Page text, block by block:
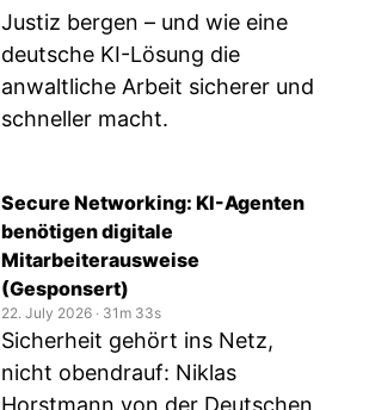
Justiz bergen – und wie eine
deutsche KI-Lösung die
anwaltliche Arbeit sicherer und
schneller macht.
Secure Networking: KI-Agenten
benötigen digitale
Mitarbeiterausweise
(Gesponsert)
22. July 2026 ‧ 31m 33s
Sicherheit gehört ins Netz,
nicht obendrauf: Niklas
Horstmann von der Deutschen